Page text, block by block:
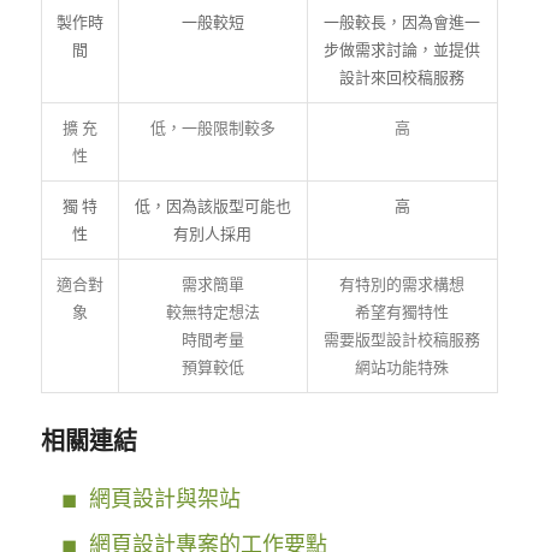
製作時
間
一般較短
一般較長，因為會進一
步做需求討論，並提供
設計來回校稿服務
擴 充
性
低，一般限制較多 高
獨 特
性
低，因為該版型可能也
有別人採用
高
適合對
象
需求簡單
較無特定想法
時間考量
預算較低
有特別的需求構想
希望有獨特性
需要版型設計校稿服務
網站功能特殊
相關連結
網頁設計與架站
網頁設計專案的工作要點